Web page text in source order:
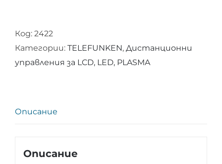
управление
за
TELEFUNKEN
Код: 2422
Категории: TELEFUNKEN, Дистанционни
управления за LCD, LED, PLASMA
Описание
Описание